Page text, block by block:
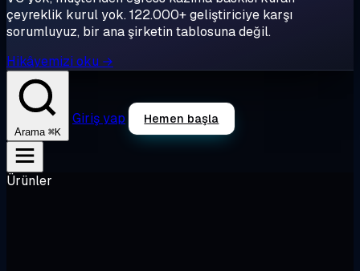
çeyreklik kurul yok. 122.000+ geliştiriciye karşı
sorumluyuz, bir ana şirketin tablosuna değil.
Hikâyemizi oku →
Arama ⌘K
Giriş yap Hemen başla
Ürünler